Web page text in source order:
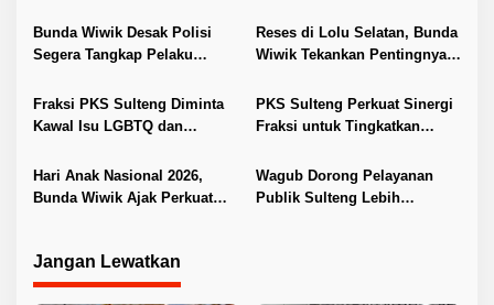
p
s
Bunda Wiwik Desak Polisi
Segera Tangkap Pelaku
di Duyu
Reses di Lolu Selatan, Bunda
Wiwik Tekankan Pentingnya
Fraksi PKS Sulteng Diminta
Kawal Isu LGBTQ dan
PKS Sulteng Perkuat Sinergi
Fraksi untuk Tingkatkan
Hari Anak Nasional 2026,
Bunda Wiwik Ajak Perkuat
Wagub Dorong Pelayanan
Publik Sulteng Lebih
Jangan Lewatkan